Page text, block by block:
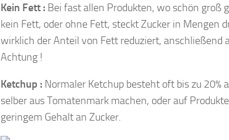
Kein Fett : Bei fast allen Produkten, wo schön groß
kein Fett, oder ohne Fett, steckt Zucker in Mengen
wirklich der Anteil von Fett reduziert, anschließend
Achtung !
Ketchup : Normaler Ketchup besteht oft bis zu 20%
selber aus Tomatenmark machen, oder auf
geringem Gehalt an Zucker.